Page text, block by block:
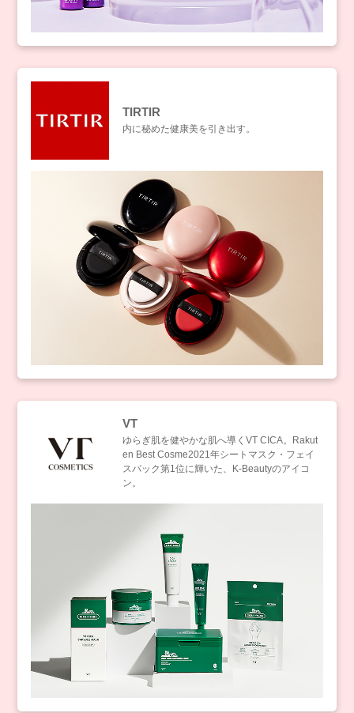
TIRTIR
内に秘めた健康美を引き出す。
VT
ゆらぎ肌を健やかな肌へ導くVT CICA。Rakut
en Best Cosme2021年シートマスク・フェイ
スパック第1位に輝いた、K-Beautyのアイコ
ン。